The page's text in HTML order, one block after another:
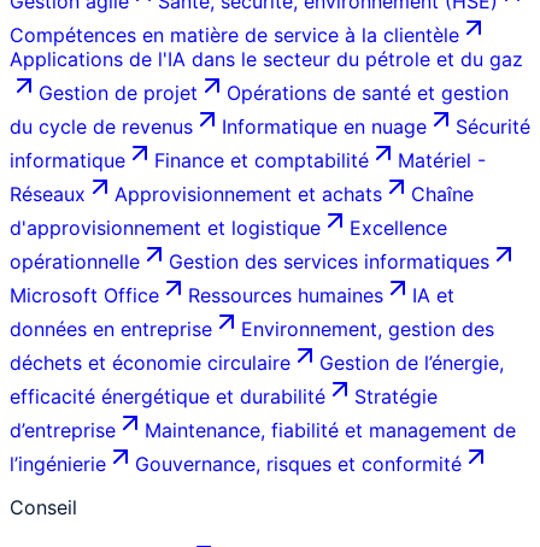
Compétences en matière de service à la clientèle
Applications de l'IA dans le secteur du pétrole et du gaz
Gestion de projet
Opérations de santé et gestion
du cycle de revenus
Informatique en nuage
Sécurité
informatique
Finance et comptabilité
Matériel -
Réseaux
Approvisionnement et achats
Chaîne
d'approvisionnement et logistique
Excellence
opérationnelle
Gestion des services informatiques
Microsoft Office
Ressources humaines
IA et
données en entreprise
Environnement, gestion des
déchets et économie circulaire
Gestion de l’énergie,
efficacité énergétique et durabilité
Stratégie
d’entreprise
Maintenance, fiabilité et management de
l’ingénierie
Gouvernance, risques et conformité
Conseil